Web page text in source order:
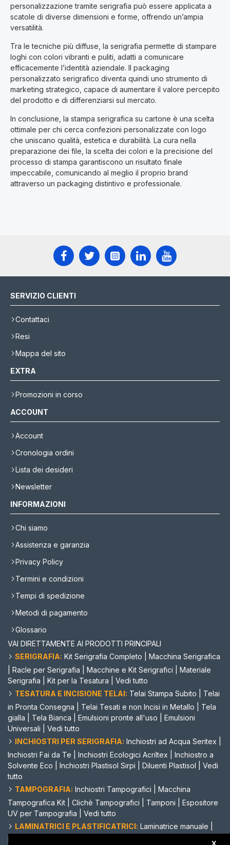
X
personalizzazione tramite serigrafia può essere applicata a
scatole di diverse dimensioni e forme, offrendo un’ampia
versatilità.
Tra le tecniche più diffuse, la serigrafia permette di stampare
loghi con colori vibranti e puliti, adatti a comunicare
efficacemente l’identità aziendale. Il packaging
personalizzato serigrafico diventa quindi uno strumento di
marketing strategico, capace di aumentare il valore percepito
del prodotto e di differenziarsi sul mercato.
In conclusione, la stampa serigrafica su cartone è una scelta
ottimale per chi cerca confezioni personalizzate con logo
che uniscano qualità, estetica e durabilità. La cura nella
preparazione dei file, la scelta dei colori e la precisione del
processo di stampa garantiscono un risultato finale
impeccabile, comunicando al meglio il proprio brand
attraverso un packaging distintivo e professionale.
SERVIZIO CLIENTI
Contattaci
Resi
Mappa del sito
EXTRA
Promozioni in corso
ACCOUNT
Account
Cronologia ordini
Lista dei desideri
Newsletter
INFORMAZIONI
Chi siamo
Assistenza e garanzia
Privacy Policy
Termini e condizioni
Tempi di spedizione
Metodi di pagamento
Glossario
VAI DIRETTAMENTE AI PRODOTTI PRINCIPALI
SERIGRAFIA: Kit Serigrafia Completo
Macchina Serigrafica
Racle per Serigrafia Macchine e Kit Serigrafici
Materiale
Serigrafia
Kit per la Tesatura
Vedi tutto
TESATURA E INCISIONE TELAI: Telai Stampa Subito
Telai
in Pronta Consegna
Telai Tesati e non Incisi in Metallo
Tela
gialla
Tela Bianca Emulsioni pronte all'uso
Emulsioni
Universali
Vedi tutto
INCHIOSTRI PER SERIGRAFIA: Inchiostri ad Acqua Seritex
Inchiostri Fai da Te
Inchiostri Ecologici Acriltex
Inchiostro a
Solvente Eco
Inchiostri Plastisol Sirpi Diluenti Plastisol
Vedi
tutto
TAMPOGRAFIA: Inchiostri Tampografici
Macchina
Tampografica Kit
Clichè Tampografici Tamponi
Espositore
UV per Tampografia
Vedi tutto
LAMINATRICI E PLASTIFICATRICI: Laminatrice manuale
Laminatrice automatica